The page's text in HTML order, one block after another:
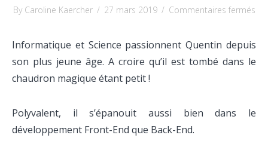
By Caroline Kaercher / 27 mars 2019 / Commentaires ferméssur
Informatique et Science passionnent Quentin depuis
son plus jeune âge. A croire qu’il est tombé dans le
chaudron magique étant petit !
Polyvalent, il s’épanouit aussi bien dans le
développement Front-End que Back-End.